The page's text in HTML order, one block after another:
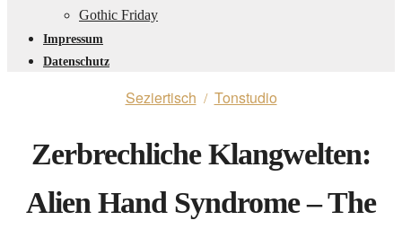
Gothic Friday
Impressum
Datenschutz
Seziertisch / Tonstudio
Zerbrechliche Klangwelten:
Alien Hand Syndrome – The